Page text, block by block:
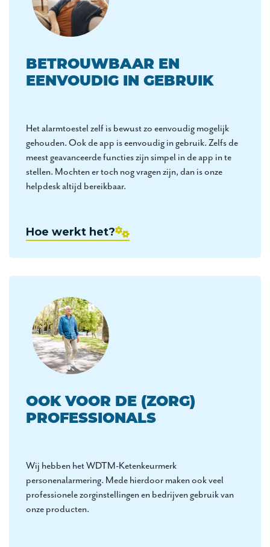
BETROUWBAAR EN
EENVOUDIG IN GEBRUIK
Het alarmtoestel zelf is bewust zo eenvoudig mogelijk
gehouden. Ook de app is eenvoudig in gebruik. Zelfs de
meest geavanceerde functies zijn simpel in de app in te
stellen. Mochten er toch nog vragen zijn, dan is onze
helpdesk altijd bereikbaar.
Hoe werkt het?
OOK VOOR DE (ZORG)
PROFESSIONALS
Wij hebben het WDTM-Ketenkeurmerk
personenalarmering. Mede hierdoor maken ook veel
professionele zorginstellingen en bedrijven gebruik van
onze producten.